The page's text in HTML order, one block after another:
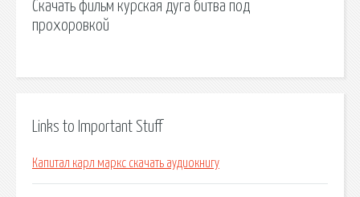
Скачать фильм курская дуга битва под
прохоровкой
Links to Important Stuff
Капитал карл маркс скачать аудиокнигу